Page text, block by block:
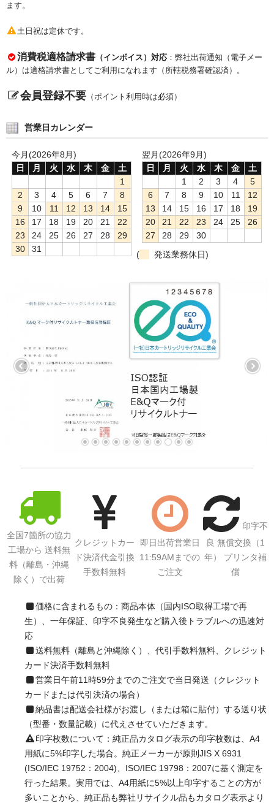
ます。
土日祝は定休です。
消費税適格請求書 （インボイス）対応 ：弊社出荷通知（電子メー
ル）は適格請求書としてご利用になれます（所轄税務署確認済）。
会員登録不要 （ポイント利用時は必須）
営業日カレンダー
今月(2026年8月)
日
月 火 水 木 金
土
1
2
3 4 5 6 7
8
9
10 11 12 13 14
15
16
17 18 19 20 21
22
23
24 25 26 27 28
29
30
31
翌月(2026年9月)
日
月 火 水 木 金
土
1
2 3 4
5
6
7 8 9 10 11
12
13
14 15 16 17 18
19
20
21 22 23 24 25
26
27
28 29
30
(
発送業務休日)
全国7箇所の協力
工場から 送料無
料（離島・沖縄
除く）で出荷
クレジットカー
ド決済代金引換
手数料無料
即日出荷営業日
11:59AMまでの
ご注文
印字不
良 無償交換（1
年） プリンタ補
償
価格に含まれるもの：商品本体（国内ISO取得工場で再
生）、一年保証、印字不良発生など購入後トラブルへの迅速対
応
送料無料（離島と沖縄除く）、代引手数料無料、クレジット
カード決済手数料無料
営業日午前11時59分までのご注文で当日発送（クレジット
カードまたは代引決済の場合）
納品書は配送会社様がお渡し（または箱に貼付）する送り状
（型番・数量記載）に代えさせていただきます。
印字枚数について：純正品カタログ表示の印字枚数は、A4
用紙に5%印字した場合。純正メーカーが原則JIS X 6931
(ISO/IEC 19752：2004)、ISO/IEC 19798：2007に基く測定を
行った結果。実用では、A4用紙に5%以上印字することの方が
多いことから、純正品も弊社リサイクル品もカタログ表示より